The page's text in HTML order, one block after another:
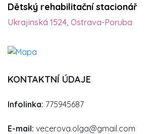
Dětský rehabilitační stacionář
Ukrajinská 1524, Ostrava-Poruba
KONTAKTNÍ ÚDAJE
Infolinka: 775945687
E-mail: vecerova.olga@gmail.com